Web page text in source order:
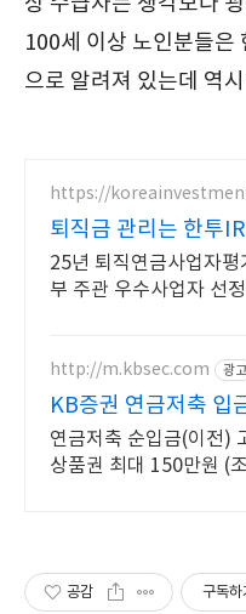
100세 이상 노인분들은
으로 알려져 있는데 역
https://
퇴직금 관리는 한투
거래수수료 무료
25년 퇴직연금사업자평
부 주관 우수사업자 선
http://m.kbsec.com 광고
KB증권 연금저축 입
간별 쿠폰 혜택
연금저축 순입금(이전)
상품권 최대 150만원 (
공감 구독하